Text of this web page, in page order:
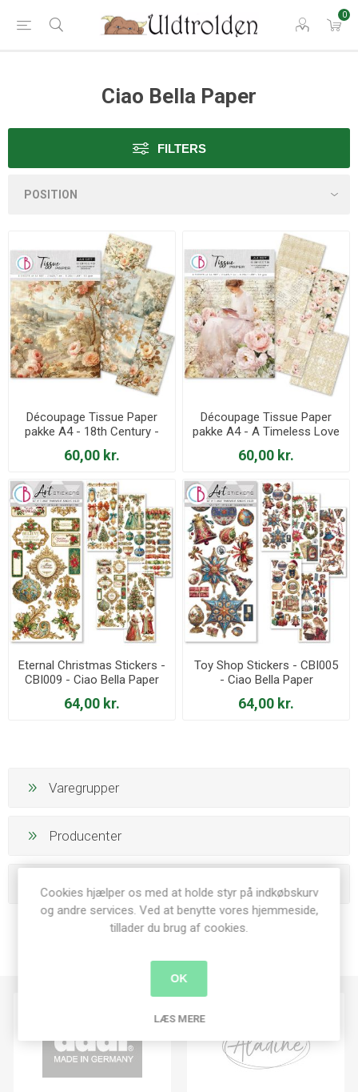
0
Ciao Bella Paper
FILTERS
Découpage Tissue Paper
pakke A4 - 18th Century -
HA001 - Ciao Bella Paper
60,00 kr.
Découpage Tissue Paper
pakke A4 - A Timeless Love
- HA002 - Ciao Bella Paper
60,00 kr.
Eternal Christmas Stickers -
CBI009 - Ciao Bella Paper
64,00 kr.
Toy Shop Stickers - CBI005
- Ciao Bella Paper
64,00 kr.
Varegrupper
Producenter
Cookies hjælper os med at holde styr på indkøbskurv
og andre services. Ved at benytte vores hjemmeside,
tillader du brug af cookies.
OK
LÆS MERE